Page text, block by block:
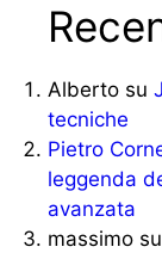
Alberto su
tecniche
Pietro
leggenda
avanzata
massimo su